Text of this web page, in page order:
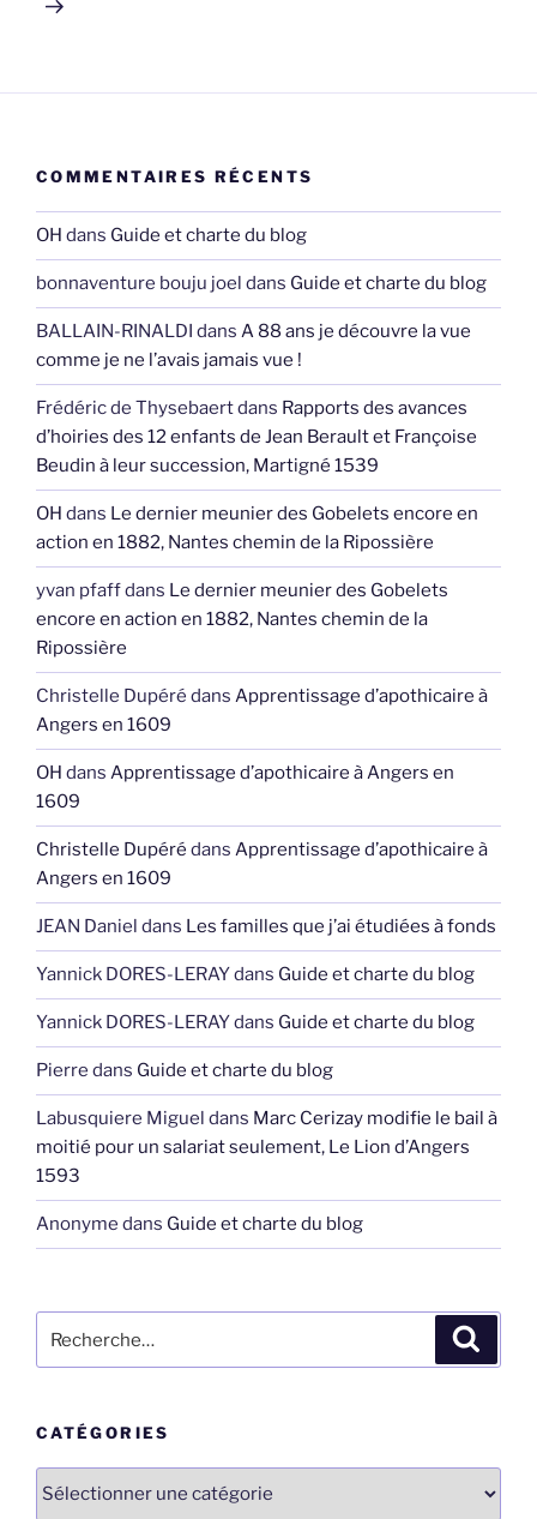
COMMENTAIRES RÉCENTS
OH dans Guide et charte du blog
bonnaventure bouju joel dans Guide et charte du blog
BALLAIN-RINALDI dans A 88 ans je découvre la vue
comme je ne l’avais jamais vue !
Frédéric de Thysebaertdans Rapports des avances
d’hoiries des 12 enfants de Jean Berault et Françoise
Beudin à leur succession, Martigné 1539
OH dans Le dernier meunier des Gobelets encore en
action en 1882, Nantes chemin de la Ripossière
yvan pfaffdans Le dernier meunier des Gobelets
encore en action en 1882, Nantes chemin de la
Ripossière
Christelle Dupéré dans Apprentissage d’apothicaire à
Angers en 1609
OH dans Apprentissage d’apothicaire à Angers en
1609
Christelle Dupéré dans Apprentissage d’apothicaire à
Angers en 1609
JEAN Daniel dans Les familles que j’ai étudiées à fonds
Yannick DORES-LERAYdans Guide et charte du blog
Yannick DORES-LERAYdans Guide et charte du blog
Pierre dans Guide et charte du blog
Labusquiere Miguel dans Marc Cerizay modifie le bail à
moitié pour un salariat seulement, Le Lion d’Angers
1593
Anonyme dans Guide et charte du blog
pour
CATÉGORIES
Catégories